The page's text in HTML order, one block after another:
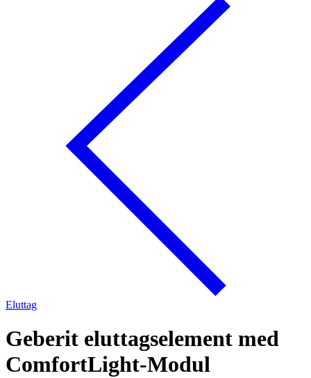
Eluttag
Geberit eluttagselement med
ComfortLight-Modul